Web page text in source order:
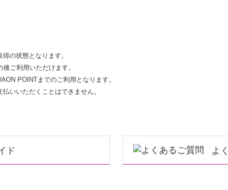
の状態となります。
ご利用いただけます。
POINTまでのご利用となります。
いいただくことはできません。
ド よ